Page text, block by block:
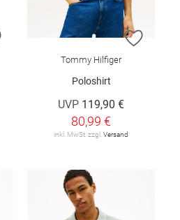
ZUR WUNSCHLISTE HINZUFÜGEN
ZUR
Tommy Hilfiger
Poloshirt
UVP 119,90 €
80,99 €
inkl. MwSt. zzgl. Versand